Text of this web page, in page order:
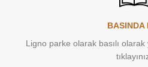
BASINDA
Ligno parke olarak basılı olarak